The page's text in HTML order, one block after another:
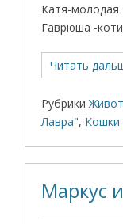
Катя-молодая
Гаврюша -
Читать
Рубрики
Лавра", Кошки
Маркус